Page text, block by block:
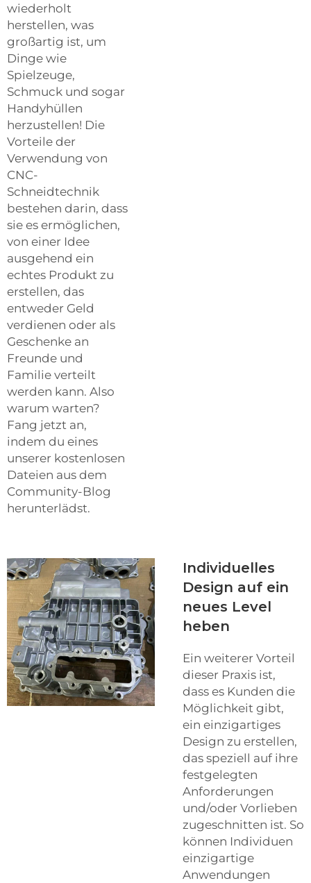
wiederholt
herstellen, was
großartig ist, um
Dinge wie
Spielzeuge,
Schmuck und sogar
Handyhüllen
herzustellen! Die
Vorteile der
Verwendung von
CNC-
Schneidtechnik
bestehen darin, dass
sie es ermöglichen,
von einer Idee
ausgehend ein
echtes Produkt zu
erstellen, das
entweder Geld
verdienen oder als
Geschenke an
Freunde und
Familie verteilt
werden kann. Also
warum warten?
Fang jetzt an,
indem du eines
unserer kostenlosen
Dateien aus dem
Community-Blog
herunterlädst.
Individuelles
Design auf ein
neues Level
heben
Ein weiterer Vorteil
dieser Praxis ist,
dass es Kunden die
Möglichkeit gibt,
ein einzigartiges
Design zu erstellen,
das speziell auf ihre
festgelegten
Anforderungen
und/oder Vorlieben
zugeschnitten ist. So
können Individuen
einzigartige
Anwendungen